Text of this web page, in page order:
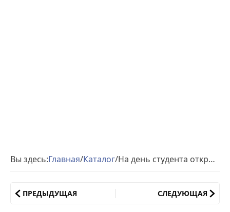
Вы здесь:Главная/Каталог/ На день студента открытка
ПРЕДЫДУЩАЯ СЛЕДУЮЩАЯ